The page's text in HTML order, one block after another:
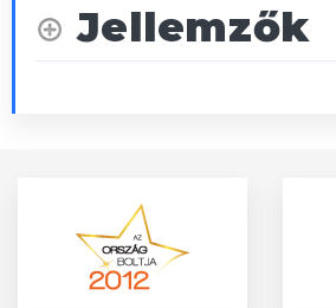
Jellemzők